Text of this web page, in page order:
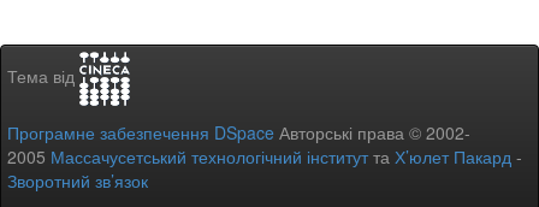
Тема від
Програмне забезпечення DSpace Авторські права © 2002-
2005 Массачусетський технологічний інститутта Х’юлет Пакард -
Зворотний зв’язок